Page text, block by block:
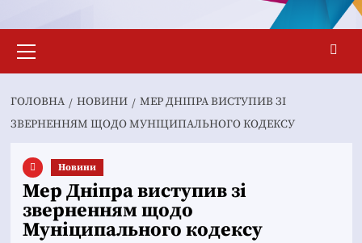
меню
ГОЛОВНА НОВИНИ
МЕР ДНІПРА ВИСТУПИВ ЗІ
ЗВЕРНЕННЯМ ЩОДО МУНІЦИПАЛЬНОГО КОДЕКСУ
Новини
Мер Дніпра виступив зі
зверненням щодо
Муніципального кодексу